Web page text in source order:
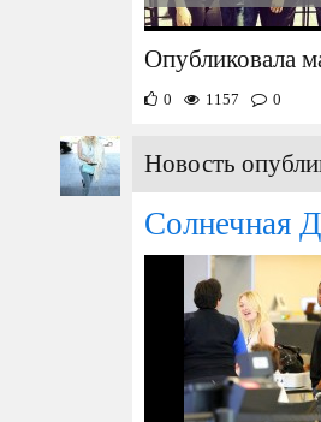
Опубликовала
0 1157 0
Новость
Солнечная